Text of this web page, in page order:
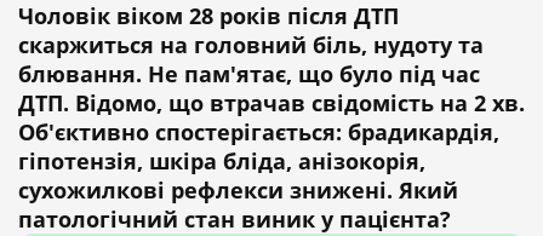
Чоловік віком 28 років після ДТП
скаржиться на головний біль, нудоту та
блювання. Не пам'ятає, що було під час
ДТП. Відомо, що втрачав свідомість на 2 хв.
Об'єктивно спостерігається: брадикардія,
гіпотензія, шкіра бліда, анізокорія,
сухожилкові рефлекси знижені. Який
патологічний стан виник у пацієнта?